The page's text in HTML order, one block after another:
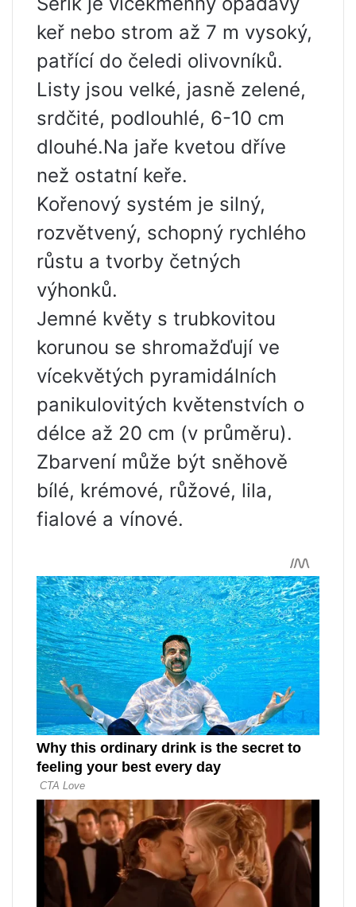
keř nebo strom až 7 m vysoký,
patřící do čeledi olivovníků.
Listy jsou velké, jasně zelené,
srdčité, podlouhlé, 6-10 cm
dlouhé.Na jaře kvetou dříve
než ostatní keře.
Kořenový systém je silný,
rozvětvený, schopný rychlého
růstu a tvorby četných
výhonků.
Jemné květy s trubkovitou
korunou se shromažďují ve
vícekvětých pyramidálních
panikulovitých květenstvích o
délce až 20 cm (v průměru).
Zbarvení může být sněhově
bílé, krémové, růžové, lila,
fialové a vínové.